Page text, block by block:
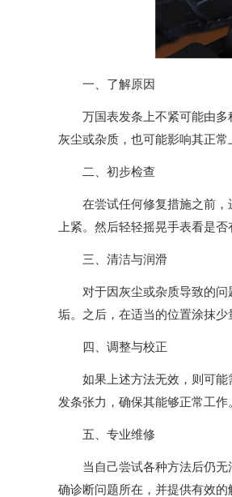
一、了解原因
万国表发条上不紧可能由多
灰尘或杂质，也可能影响其正
二、初步检查
在尝试任何修复措施之前，
上紧。然后轻轻摇晃手表看是
三、清洁与润滑
对于因灰尘或杂质导致的问
垢。之后，在适当的位置涂抹少
四、调整与校正
如果上述方法无效，则可能
发条张力，确保其能够正常工作
五、专业维修
当自己尝试各种方法后仍无
确诊断问题所在，并提供有效的